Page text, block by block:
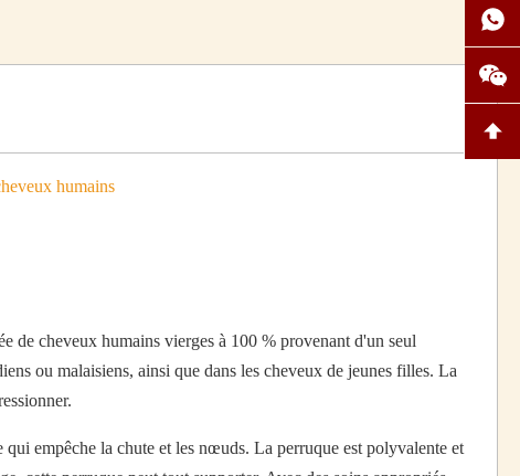
humains
de cheveux humains vierges à 100 % provenant d'un seul
ou malaisiens, ainsi que dans les cheveux de jeunes filles. La
empêche la chute et les nœuds. La perruque est polyvalente et